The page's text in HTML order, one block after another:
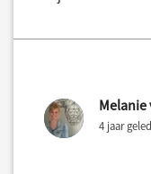
Melanie
4 jaar